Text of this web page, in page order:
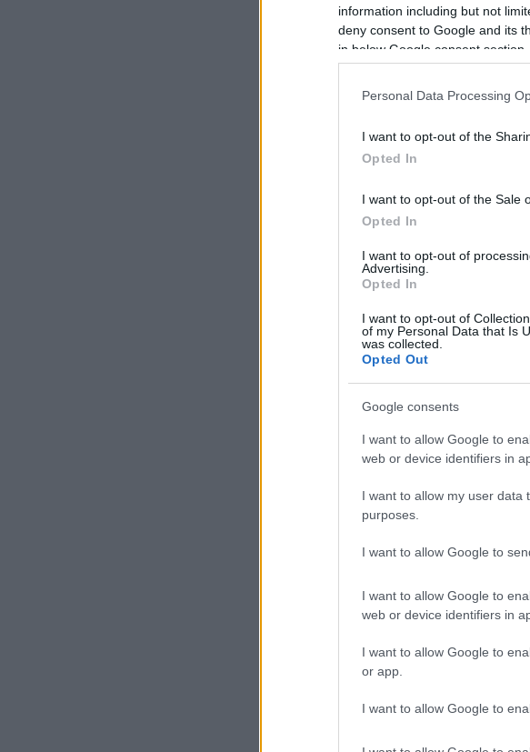
information including but not
deny consent to Google and its
in below Google consent section.
Personal Data Processing
I want to opt-out of the
Opted In
I want to opt-out of the Sale
Opted In
I want to opt-out of
Advertising.
Opted In
I want to opt-out of
of my Personal Data that Is
was collected.
Opted Out
Google consents
I want to allow Google to
web or device identifiers in
I want to allow my user data
purposes.
I want to allow Google to
I want to allow Google to
web or device identifiers in
I want to allow Google to
or app.
I want to allow Google to